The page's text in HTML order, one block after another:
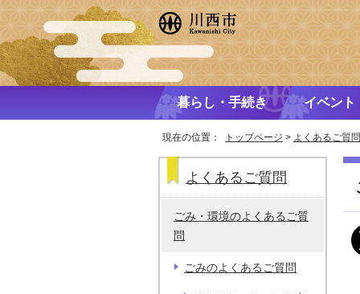
暮らし・手続き イベント
現在の位置： トップページ > よくあるご質問
よくあるご質問
ごみ・環境のよくあるご質
問
ごみのよくあるご質問